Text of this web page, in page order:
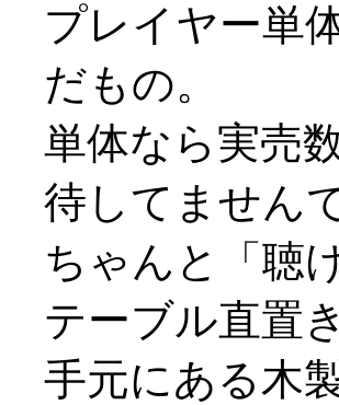
プレイヤー単
だもの。
単体なら実売
待してません
ちゃんと「聴
テーブル直置
手元にある木